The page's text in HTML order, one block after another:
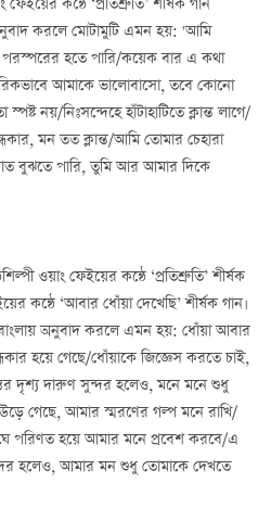
কন্ঠে ‘প্রতিশ্রুতি’ শীর্ষক গান
করলে মোটামুটি এমন হয়: 'আমি
হতে পারি/কয়েক বার এ কথা
আমাকে ভালোবাসো, তবে কোনো
নয়/নিঃসন্দেহে হাঁটাহাটিতে ক্লান্ত লাগে/
মন তত ক্লান্ত/আমি তোমার চেহারা
বুঝতে পারি, তুমি আর আমার দিকে
ওয়াং ফেইয়ের কন্ঠে ‘প্রতিশ্রুতি’ শীর্ষক
কন্ঠে ‘আবার ধোঁয়া দেখেছি’ শীর্ষক গান।
অনুবাদ করলে এমন হয়: ধোঁয়া আবার
হয়ে গেছে/ধোঁয়াকে জিজ্ঞেস করতে চাই,
দৃশ্য দারুণ সুন্দর হলেও, মনে মনে শুধু
গেছে, আমার স্মরণের গল্প মনে রাখি/
পরিণত হয়ে আমার মনে প্রবেশ করবে/এ
হলেও, আমার মন শুধু তোমাকে দেখতে